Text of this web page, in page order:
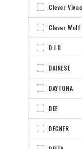
Clever
Clever Wolf
D.I.D
DAINESE
DAYTONA
DEF
DEGNER